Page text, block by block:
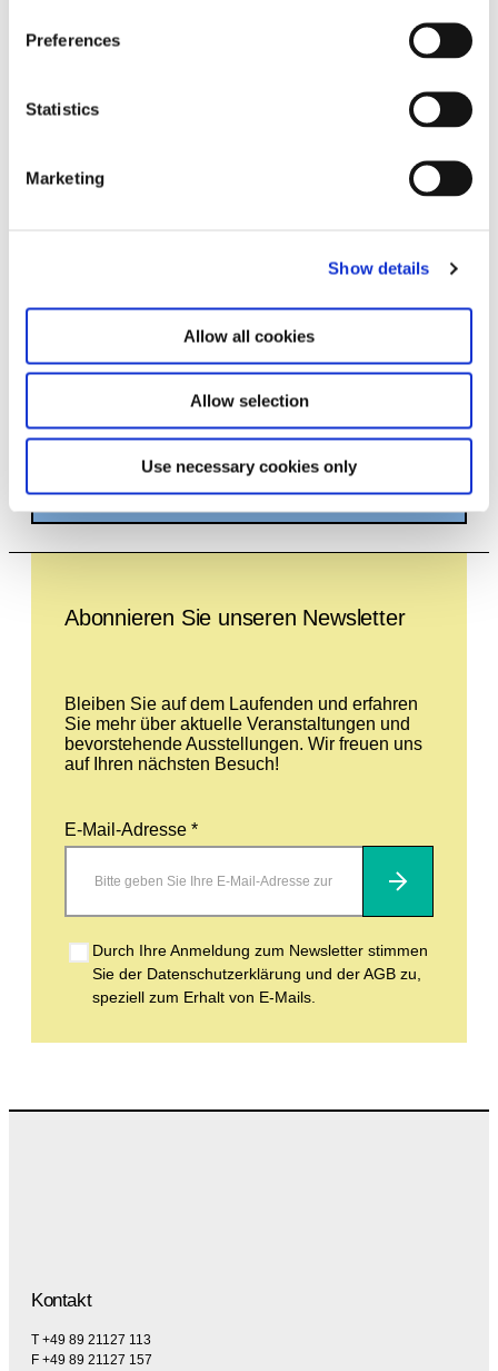
Preferences
Statistics
Marketing
Show details
Allow all cookies
Allow selection
Use necessary cookies only
kontaktieren Sie uns bitte unter
Zugehörig
Philippe Parreno. Voices 13.12.24 – 25.5.25
Abonnieren Sie unseren Newsletter
Bleiben Sie auf dem Laufenden und erfahren
Sie mehr über aktuelle Veranstaltungen und
bevorstehende Ausstellungen. Wir freuen uns
auf Ihren nächsten Besuch!
E-Mail-Adresse *
Abonnieren
Durch Ihre Anmeldung zum Newsletter stimmen
Sie der Datenschutzerklärung und der AGB zu,
speziell zum Erhalt von E-Mails.
Kontakt
T +49 89 21127 113
F +49 89 21127 157